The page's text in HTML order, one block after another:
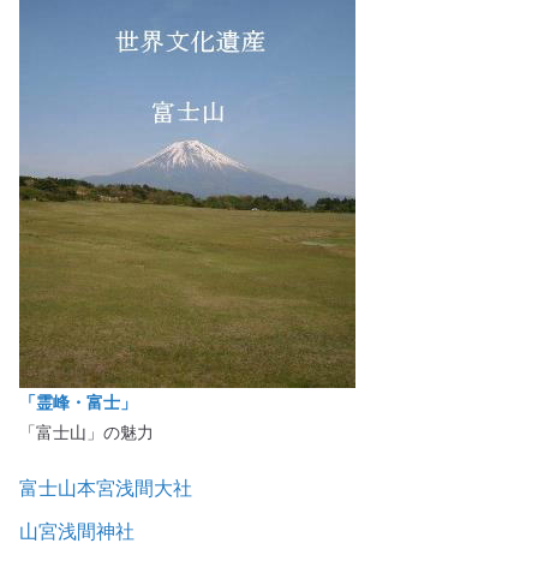
「霊峰・富士」
「富士山」の魅力
富士山本宮浅間大社
山宮浅間神社